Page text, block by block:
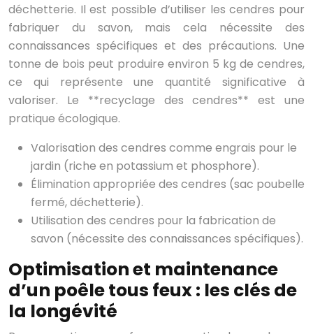
déchetterie. Il est possible d’utiliser les cendres pour
fabriquer du savon, mais cela nécessite des
connaissances spécifiques et des précautions. Une
tonne de bois peut produire environ 5 kg de cendres,
ce qui représente une quantité significative à
valoriser. Le **recyclage des cendres** est une
pratique écologique.
Valorisation des cendres comme engrais pour le
jardin (riche en potassium et phosphore).
Élimination appropriée des cendres (sac poubelle
fermé, déchetterie).
Utilisation des cendres pour la fabrication de
savon (nécessite des connaissances spécifiques).
Optimisation et maintenance
d’un poêle tous feux : les clés de
la longévité